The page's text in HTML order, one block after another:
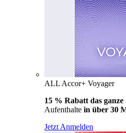
ALL Accor+ Voyager
15 % Rabatt das
Aufenthalte in über 30
Jetzt Anmelden